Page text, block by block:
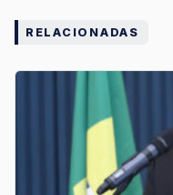
RELACIONADAS